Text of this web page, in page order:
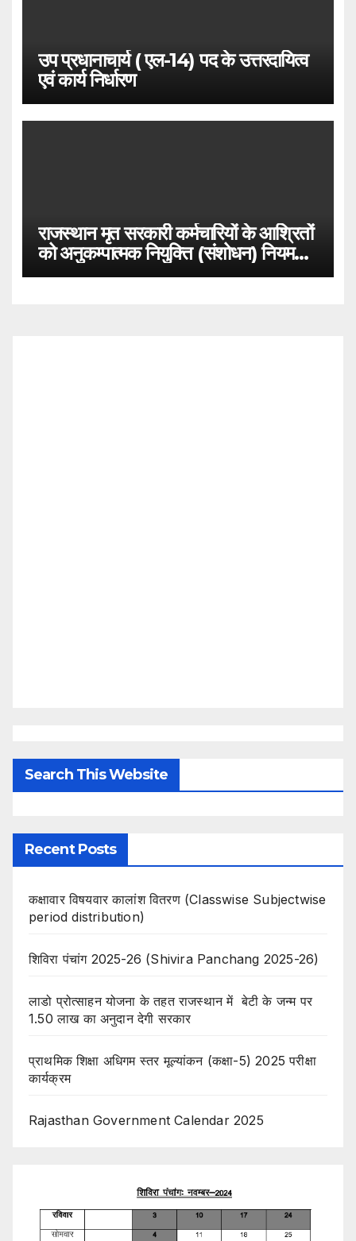
उप प्रधानाचार्य ( एल-14) पद के उत्तरदायित्व
एवं कार्य निर्धारण
राजस्थान मृत सरकारी कर्मचारियों के आश्रितों
को अनुकम्पात्मक नियुक्ति (संशोधन) नियम
2021
Search This Website
Recent Posts
कक्षावार विषयवार कालांश वितरण (Classwise Subjectwise
period distribution)
शिविरा पंचांग 2025-26 (Shivira Panchang 2025-26)
लाडो प्रोत्साहन योजना के तहत राजस्थान में बेटी के जन्म पर
1.50 लाख का अनुदान देगी सरकार
प्राथमिक शिक्षा अधिगम स्तर मूल्यांकन (कक्षा-5) 2025 परीक्षा
कार्यक्रम
Rajasthan Government Calendar 2025